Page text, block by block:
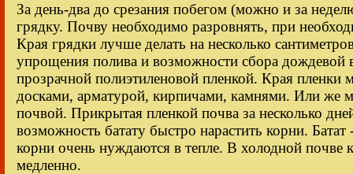
За день-два до срезания побегом (можно и за
грядку. Почву необходимо разровнять, при
Края грядки лучше делать на несколько
упрощения полива и возможности сбора дождевой
прозрачной полиэтиленовой пленкой. Края
досками, арматурой, кирпичами, камнями. Или же
почвой. Прикрытая пленкой почва за несколько
возможность батату быстро нарастить корни. Батат
корни очень нуждаются в тепле. В холодной почве
медленно.